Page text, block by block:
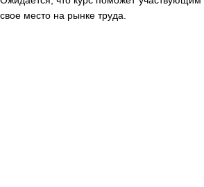
свое место на рынке труда.